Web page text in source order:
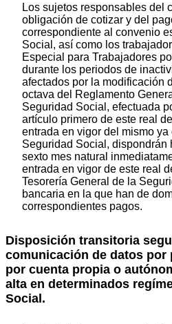
Los sujetos responsables del
obligación de cotizar y del
correspondiente al convenio
Social, así como los
Especial para Trabajadores
durante los periodos de
afectados por la modificación
octava del Reglamento
Seguridad Social, efectuada
artículo primero de este real
entrada en vigor del mismo
Seguridad Social, dispondrán
sexto mes natural
entrada en vigor de este real
Tesorería General de la
bancaria en la que han de
correspondientes pagos.
Disposición transitoria
comunicación de datos por
por cuenta propia o
alta en determinados
Social.